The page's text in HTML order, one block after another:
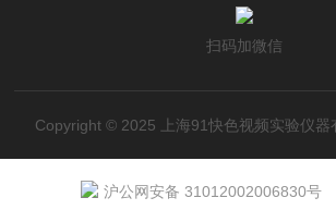
扫码加微信
Copyright © 2025 上海91快色视频实验仪器
沪公网安备 31012002006830号